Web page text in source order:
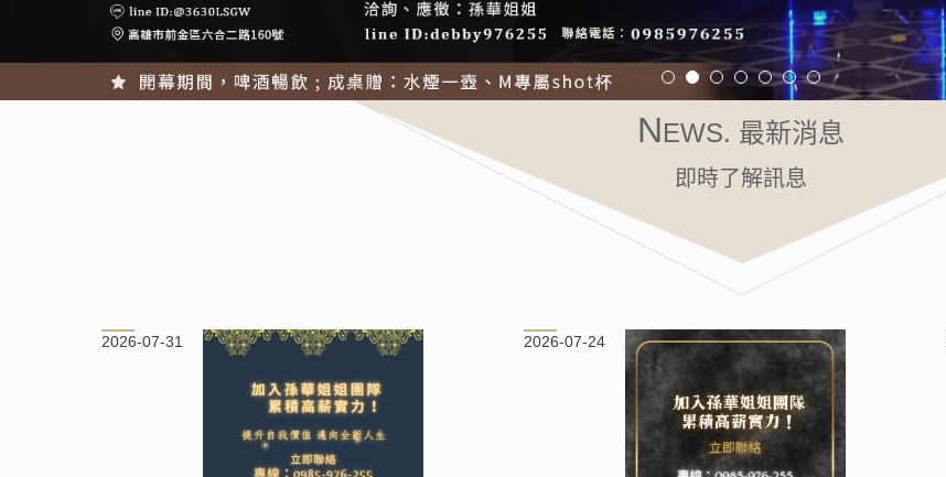
NEWS. 最新消息
即時了解訊息
2026-07-24 2026-07-24